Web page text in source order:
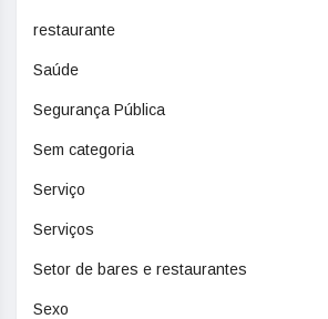
restaurante
Saúde
Segurança Pública
Sem categoria
Serviço
Serviços
Setor de bares e restaurantes
Sexo